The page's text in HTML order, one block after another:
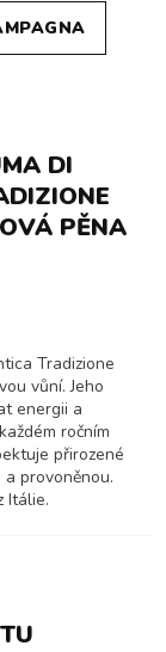
DI
PĚNA
Tradizione
vůní. Jeho
energii a
ročním
přirozené
provoněnou.
Itálie.